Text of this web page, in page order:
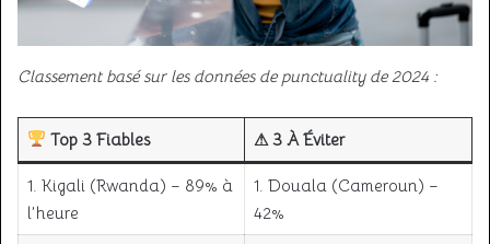
Classement basé sur les données de punctuality de 2024 :
Top 3 Fiables ⚠3 À Éviter
1. Kigali (Rwanda) – 89% à
l’heure
1. Douala (Cameroun) –
42%